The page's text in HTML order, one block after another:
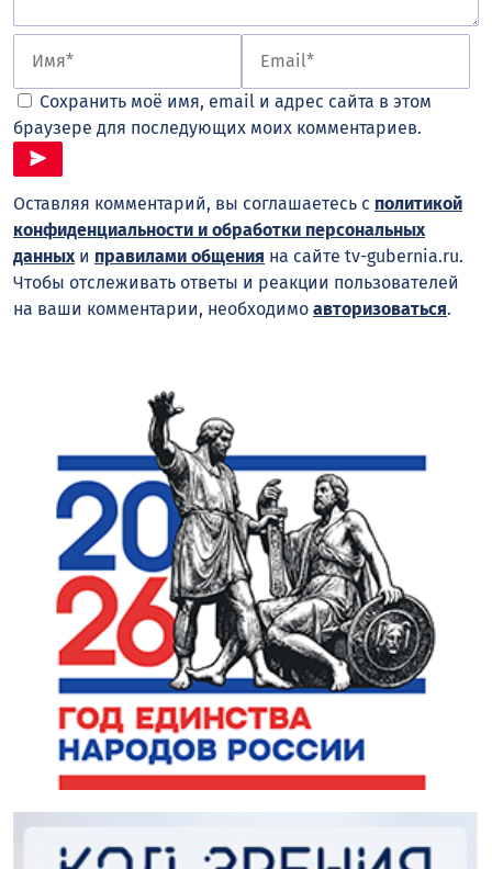
Сохранить моё имя, email и адрес сайта в этом
браузере для последующих моих комментариев.
Оставляя комментарий, вы соглашаетесь с политикой
конфиденциальности и обработки персональных
данных и правилами общения на сайте tv-gubernia.ru.
Чтобы отслеживать ответы и реакции пользователей
на ваши комментарии, необходимо авторизоваться.